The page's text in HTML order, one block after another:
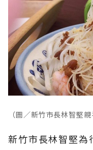
（圖／新竹市長林智堅
新竹市長林智堅為